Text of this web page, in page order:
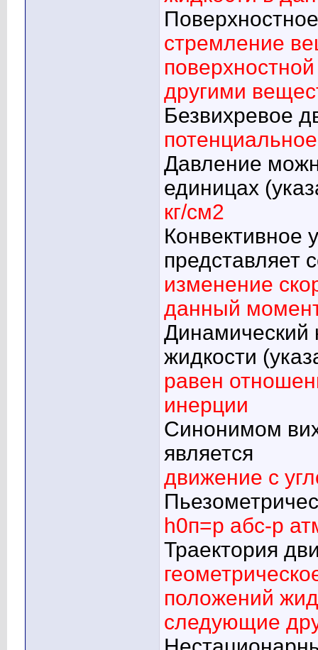
стремление
другими
Безвихревое
потенциальное
Давление
единицах
кг/см2
Конвективное
представляет
изменение
данный
Динамический
жидкости
равен
инерции
Синонимом
является
движение с
h0п=p абс-р
Траектория
положений
следующие